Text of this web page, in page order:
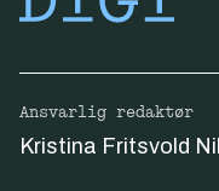
Ansvarlig redaktør
Kristina Fritsvold